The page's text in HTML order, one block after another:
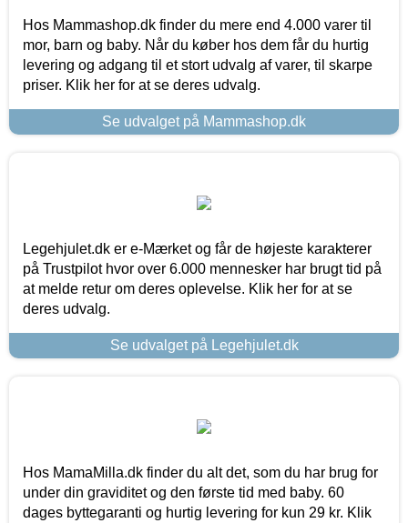
Hos Mammashop.dk finder du mere end 4.000 varer til
mor, barn og baby. Når du køber hos dem får du hurtig
levering og adgang til et stort udvalg af varer, til skarpe
priser. Klik her for at se deres udvalg.
Se udvalget på Mammashop.dk
Legehjulet.dk er e-Mærket og får de højeste karakterer
på Trustpilot hvor over 6.000 mennesker har brugt tid på
at melde retur om deres oplevelse. Klik her for at se
deres udvalg.
Se udvalget på Legehjulet.dk
Hos MamaMilla.dk finder du alt det, som du har brug for
under din graviditet og den første tid med baby. 60
dages byttegaranti og hurtig levering for kun 29 kr. Klik